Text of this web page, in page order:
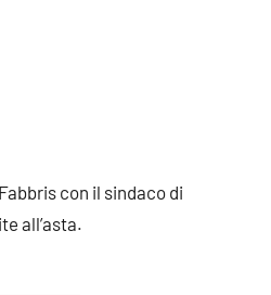
con il sindaco di
all’asta.